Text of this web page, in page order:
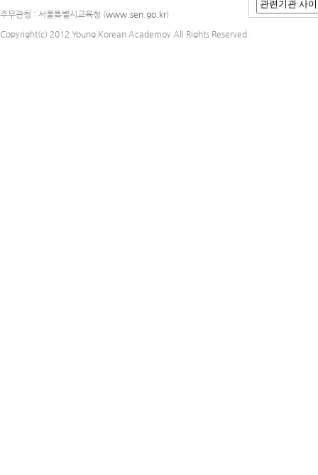
주무관청 : 서울특별시교육청 (www.sen.go.kr)
Copyright(c) 2012 Young Korean Academoy All Rights Reserved.